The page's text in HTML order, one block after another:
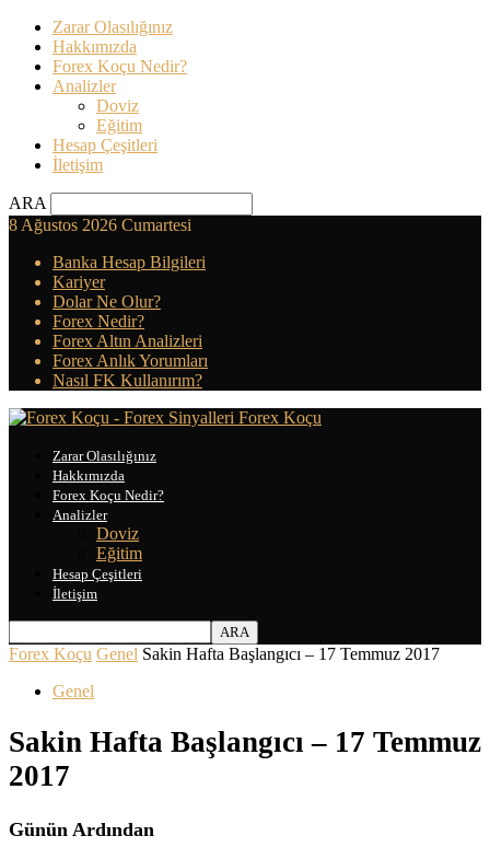
Zarar Olasılığınız
Hakkımızda
Forex Koçu Nedir?
Analizler
Doviz
Eğitim
Hesap Çeşitleri
İletişim
ARA
8 Ağustos 2026 Cumartesi
Banka Hesap Bilgileri
Kariyer
Dolar Ne Olur?
Forex Nedir?
Forex Altın Analizleri
Forex Anlık Yorumları
Nasıl FK Kullanırım?
Forex Koçu
Zarar Olasılığınız
Hakkımızda
Forex Koçu Nedir?
Analizler
Doviz
Eğitim
Hesap Çeşitleri
İletişim
Forex Koçu Genel Sakin Hafta Başlangıcı – 17 Temmuz 2017
Genel
Sakin Hafta Başlangıcı – 17 Temmuz
2017
Günün Ardından